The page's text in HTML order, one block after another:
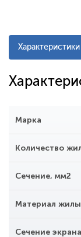
Характеристики
Марка
Количество
Сечение, мм2
Материал жилы
Сечение